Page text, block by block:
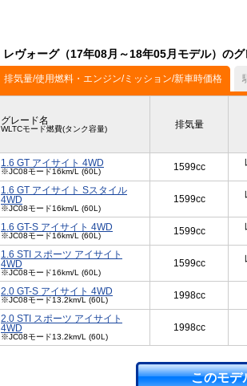
レヴォーグ（17年08月～18年05月モデル）のグ
排気量/使用燃料・エンジン/ミッション/新車時価格
グレード名
WLTCモード燃費(タンク容量) 排気量
1.6 GT アイサイト 4WD
※JC08モード16km/L (60L) 1599cc
1.6 GT アイサイト Sスタイル
4WD
※JC08モード16km/L (60L)
1599cc
1.6 GT-S アイサイト 4WD
※JC08モード16km/L (60L) 1599cc
1.6 STI スポーツ アイサイト
4WD
※JC08モード16km/L (60L)
1599cc
2.0 GT-S アイサイト 4WD
※JC08モード13.2km/L (60L) 1998cc
2.0 STI スポーツ アイサイト
4WD
※JC08モード13.2km/L (60L)
1998cc
このモデ